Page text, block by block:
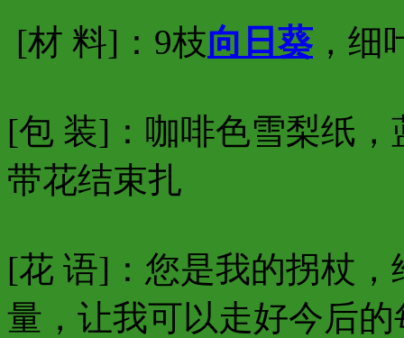
[材 料]：9枝向日葵，细
[包 装]：咖啡色雪梨纸
带花结束扎
[花 语]：您是我的拐杖
量，让我可以走好今后